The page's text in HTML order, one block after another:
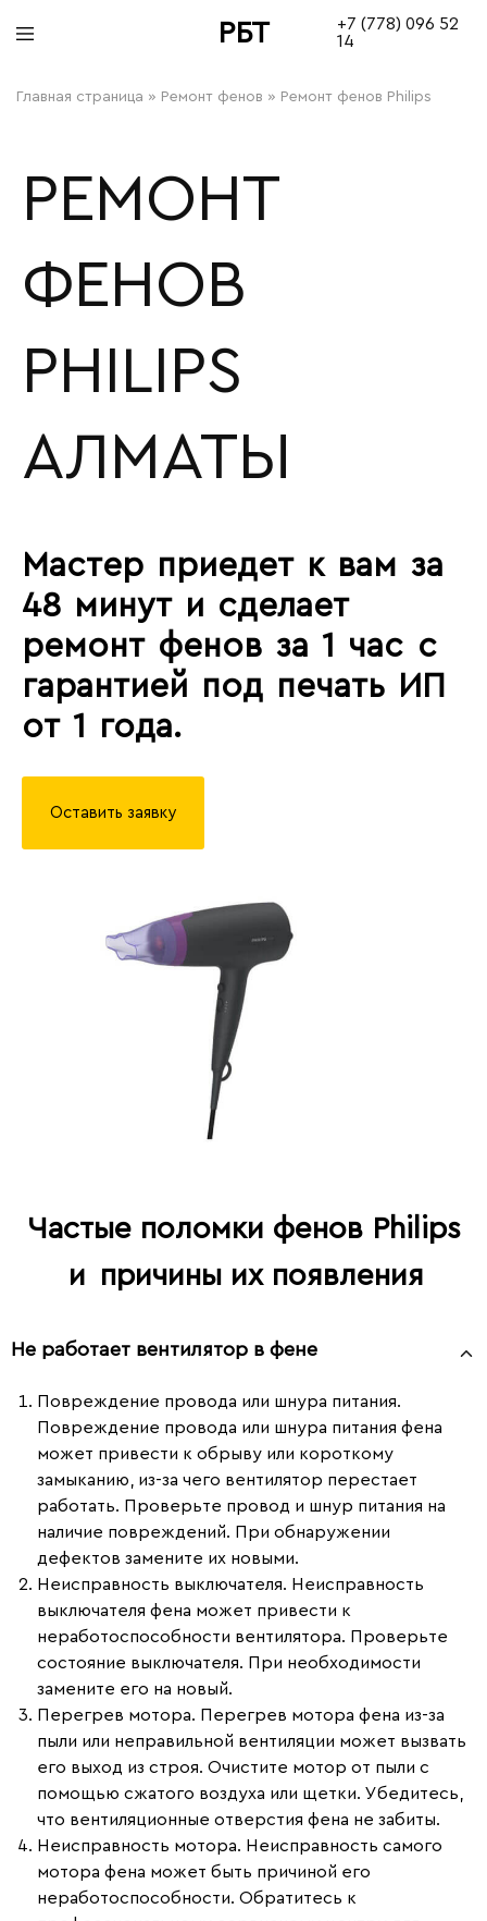
РБТ
+7 (778) 096 52
14
Главная страница » Ремонт фенов » Ремонт фенов Philips
РЕМОНТ
ФЕНОВ
PHILIPS
АЛМАТЫ
Мастер приедет к вам за
48 минут и сделает
ремонт фенов за 1 час с
гарантией под печать ИП
от 1 года.
Оставить заявку
Частые поломки фенов Philips
и причины их появления
Не работает вентилятор в фене
Повреждение провода или шнура питания.
Повреждение провода или шнура питания фена
может привести к обрыву или короткому
замыканию, из-за чего вентилятор перестает
работать. Проверьте провод и шнур питания на
наличие повреждений. При обнаружении
дефектов замените их новыми.
Неисправность выключателя. Неисправность
выключателя фена может привести к
неработоспособности вентилятора. Проверьте
состояние выключателя. При необходимости
замените его на новый.
Перегрев мотора. Перегрев мотора фена из-за
пыли или неправильной вентиляции может вызвать
его выход из строя. Очистите мотор от пыли с
помощью сжатого воздуха или щетки. Убедитесь,
что вентиляционные отверстия фена не забиты.
Неисправность мотора. Неисправность самого
мотора фена может быть причиной его
неработоспособности. Обратитесь к